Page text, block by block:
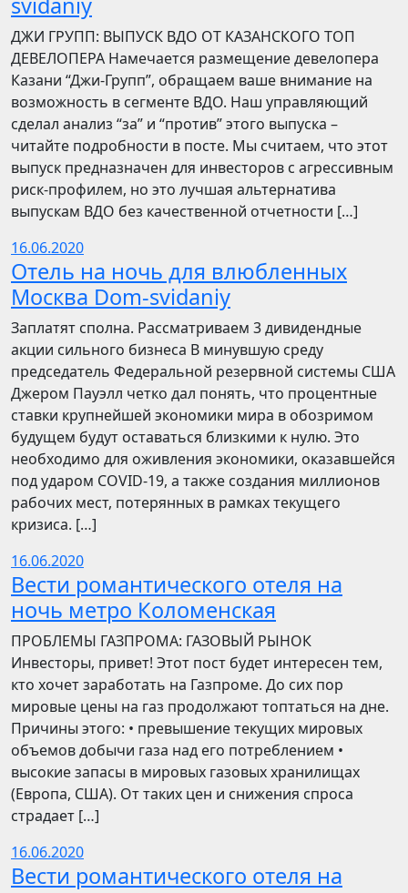
​​ДЖИ ГРУПП: ВЫПУСК ВДО ОТ КАЗАНСКОГО ТОП
ДЕВЕЛОПЕРА Намечается размещение девелопера
Казани “Джи-Групп”, обращаем ваше внимание на
возможность в сегменте ВДО. Наш управляющий
сделал анализ “за” и “против” этого выпуска –
читайте подробности в посте. Мы считаем, что этот
выпуск предназначен для инвесторов с агрессивным
риск-профилем, но это лучшая альтернатива
выпускам ВДО без качественной отчетности […]
16.06.2020
Отель на ночь для влюбленных
Москва Dom-svidaniy
Заплатят сполна. Рассматриваем 3 дивидендные
акции сильного бизнеса В минувшую среду
председатель Федеральной резервной системы США
Джером Пауэлл четко дал понять, что процентные
ставки крупнейшей экономики мира в обозримом
будущем будут оставаться близкими к нулю. Это
необходимо для оживления экономики, оказавшейся
под ударом COVID-19, а также создания миллионов
рабочих мест, потерянных в рамках текущего
кризиса. […]
16.06.2020
Вести романтического отеля на
ночь метро Коломенская
ПРОБЛЕМЫ ГАЗПРОМА: ГАЗОВЫЙ РЫНОК
Инвесторы, привет! Этот пост будет интересен тем,
кто хочет заработать на Газпроме. До сих пор
мировые цены на газ продолжают топтаться на дне.
Причины этого: • превышение текущих мировых
объемов добычи газа над его потреблением •
высокие запасы в мировых газовых хранилищах
(Европа, США). От таких цен и снижения спроса
страдает […]
16.06.2020
Вести романтического отеля на